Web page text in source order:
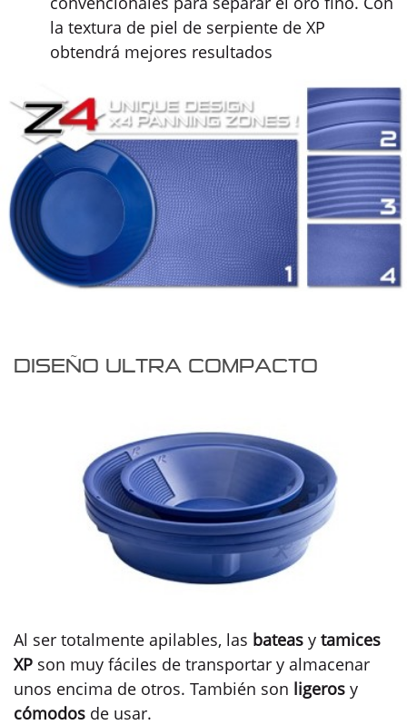
la textura de piel de serpiente de XP
obtendrá mejores resultados
DISEÑO ULTRA COMPACTO
Al ser totalmente apilables, las bateas y tamices
XP son muy fáciles de transportar y almacenar
unos encima de otros. También son ligeros y
cómodos de usar.